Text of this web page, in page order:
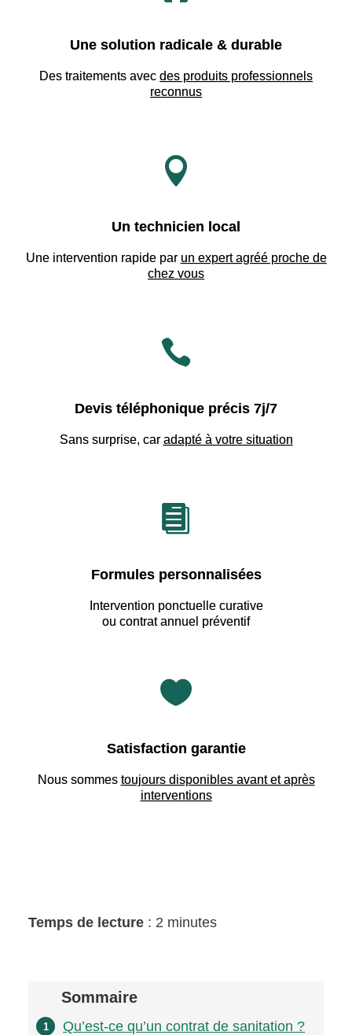
Une solution radicale & durable
Des traitements avec des produits professionnels
reconnus

Un technicien local
Une intervention rapide par un expert agréé proche de
chez vous

Devis téléphonique précis 7j/7
Sans surprise, car adapté à votre situation

Formules personnalisées
Intervention ponctuelle curative
ou contrat annuel préventif

Satisfaction garantie
Nous sommes toujours disponibles avant et après
interventions
Temps de lecture : 2 minutes
Sommaire
1 Qu’est-ce qu’un contrat de sanitation ?